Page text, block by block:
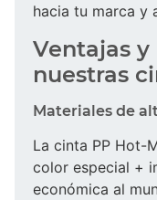
hacia tu marca y
Ventajas
nuestras
Materiales de
La cinta PP Hot-
color especial +
económica al